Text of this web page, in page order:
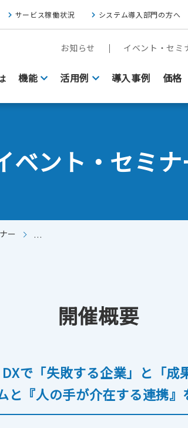
サービス稼働状況 システム導入部門の方へ
お知らせ イベント・セミ
機能 活用例 導入事例 価格
ベント・セミナ
ー 【アーカイブ配信】DXで「失敗する
開催概要
DXで「失敗する企業」と「
と『人の手が介在する連携』